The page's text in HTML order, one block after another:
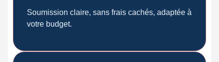
Soumission claire, sans frais cachés, adaptée à
votre budget.